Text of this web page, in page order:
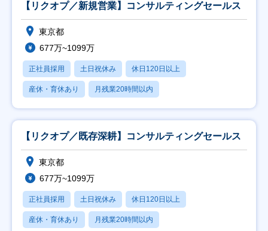
【リクオプ／新規営業】コンサルティングセールス
東京都
677万~1099万
正社員採用 土日祝休み 休日120日以上
産休・育休あり 月残業20時間以内
【リクオプ／既存深耕】コンサルティングセールス
東京都
677万~1099万
正社員採用 土日祝休み 休日120日以上
産休・育休あり 月残業20時間以内